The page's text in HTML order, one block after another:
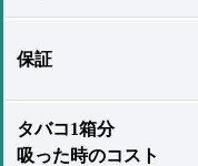
保証
タバコ1箱分
吸った時のコスト